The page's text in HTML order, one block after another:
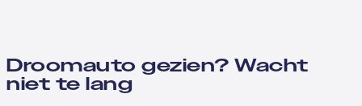
Droomauto gezien? Wacht
niet te lang